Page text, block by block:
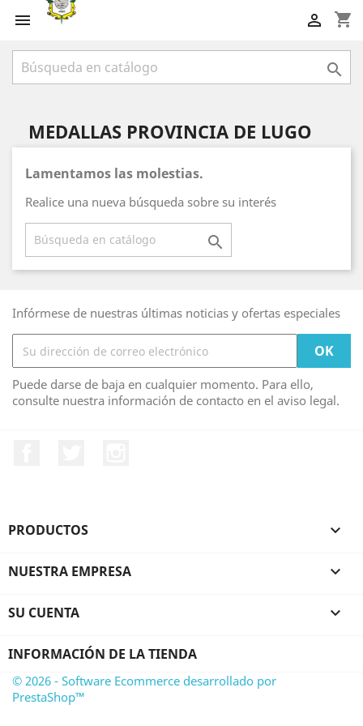
 shopping_cart


MEDALLAS PROVINCIA DE LUGO
Lamentamos las molestias.
Realice una nueva búsqueda sobre su interés

Infórmese de nuestras últimas noticias y ofertas especiales
Puede darse de baja en cualquier momento. Para ello,
consulte nuestra información de contacto en el aviso legal.
PRODUCTOS 
NUESTRA EMPRESA 
SU CUENTA 
INFORMACIÓN DE LA TIENDA
© 2026 - Software Ecommerce desarrollado por
PrestaShop™